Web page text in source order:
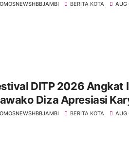
IMT-GT ke-9 Tahun
BERITA KOTA
DITP 2026 Angkat
Diza Apresiasi
BERITA KOTA